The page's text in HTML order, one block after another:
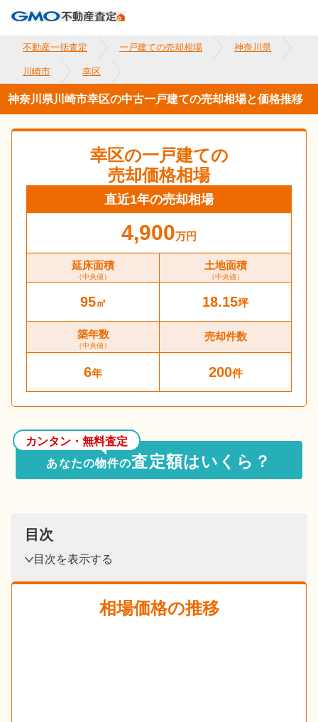
不動産一括査定 一戸建ての売却相場 神奈川県
川崎市 幸区
神奈川県川崎市幸区の中古一戸建ての売却相場と価格推移
幸区の一戸建ての
売却価格相場
直近1年の売却相場
4,900万円
延床面積
（中央値）
土地面積
（中央値）
95㎡ 18.15坪
築年数
（中央値）
売却件数
6年 200件
カンタン・無料査定
あなたの物件の査定額はいくら？
目次
目次を表示する
相場価格の推移